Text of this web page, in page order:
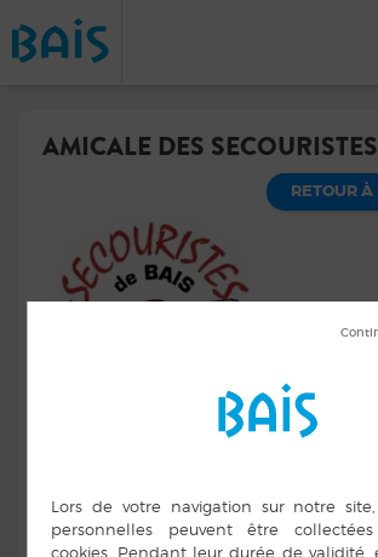
AMICALE DES SECOURISTES
RETOUR
Loic GILBERT
Adresse :